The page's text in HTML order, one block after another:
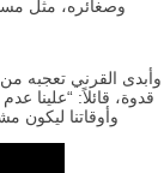
وصغائره، مثل
وأبدى القرني تعجبه
قدوة، قائلاً: “علينا
وأوقاتنا ليكون